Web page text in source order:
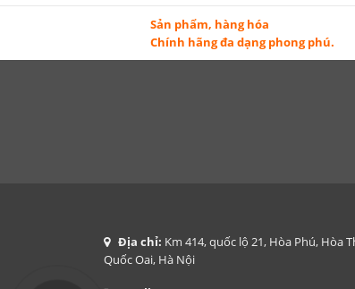
Sản phẩm, hàng hóa
Chính hãng đa dạng phong phú.
Địa chỉ: Km 414, quốc lộ 21, Hòa Phú, Hòa
Quốc Oai, Hà Nội